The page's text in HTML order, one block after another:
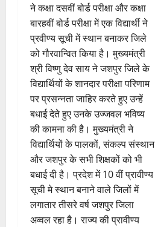
ने कक्षा दसवीं बोर्ड परीक्षा और कक्षा
बारहवीं बोर्ड परीक्षा में एक विद्यार्थी ने
प्रवीण्य सूची में स्थान बनाकर जिले
को गौरवान्वित किया है। मुख्यमंत्री
श्री विष्णु देव साय ने जशपुर जिले के
विद्यार्थियों के शानदार परीक्षा परिणाम
पर प्रसन्नता जाहिर करते हुए उन्हें
बधाई देते हुए उनके उज्जवल भविष्य
की कामना की है। मुख्यमंत्री ने
विद्यार्थियों के पालकों, संकल्प संस्थान
और जशपुर के सभी शिक्षकों को भी
बधाई दी है। प्रदेश में 10 वीं प्रावीण्य
सूची मे स्थान बनाने वाले जिलों में
लगातार तीसरे वर्ष जशपुर जिला
अव्वल रहा है। राज्य की प्रावीण्य